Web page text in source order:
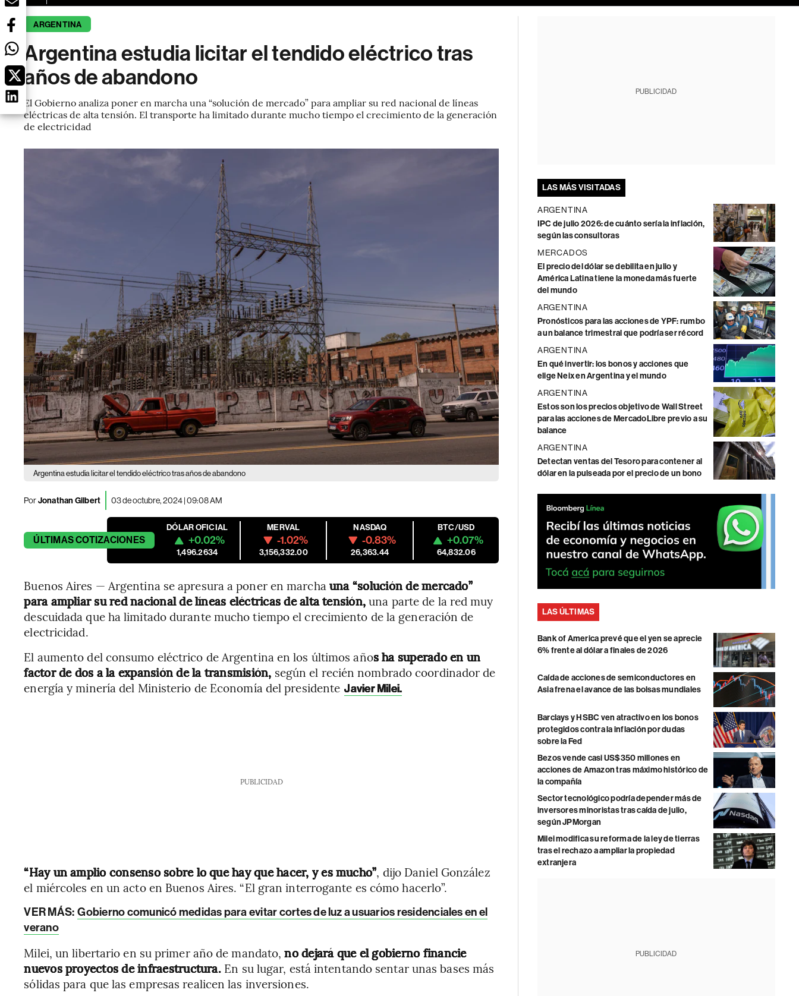
ARGENTINA
Argentina estudia licitar el tendido eléctrico tras
años de abandono
El Gobierno analiza poner en marcha una “solución de mercado” para ampliar su red nacional de líneas
eléctricas de alta tensión. El transporte ha limitado durante mucho tiempo el crecimiento de la generación
de electricidad
Argentina estudia licitar el tendido eléctrico tras años de abandono
PorJonathan Gilbert 03 de octubre, 2024 | 09:08 AM
ÚLTIMASCOTIZACIONES
DÓLAR OFICIAL
+0.02%
1,496.2634
MERVAL
-1.02%
3,156,332.00
NASDAQ
-0.83%
26,363.44
BTC/USD
+0.07%
64,832.06
Buenos Aires — Argentina se apresura a poner en marcha una “solución de mercado”
para ampliar su red nacional de líneas eléctricas de alta tensión,una parte de la red muy
descuidada que ha limitado durante mucho tiempo el crecimiento de la generación de
electricidad.
El aumento del consumo eléctrico de Argentina en los últimos años ha superado en un
factor de dos a la expansión de la transmisión, según el recién nombrado coordinador de
energía y minería del Ministerio de Economía del presidente Javier Milei.
PUBLICIDAD
“Hay un amplio consenso sobre lo que hay que hacer, y es mucho”, dijo Daniel González
el miércoles en un acto en Buenos Aires. “El gran interrogante es cómo hacerlo”.
VER MÁS: Gobierno comunicó medidas para evitar cortes de luz a usuarios residenciales en el
verano
Milei, un libertario en su primer año de mandato,no dejará que el gobierno financie
nuevos proyectos de infraestructura. En su lugar, está intentando sentar unas bases más
sólidas para que las empresas realicen las inversiones.
PUBLICIDAD
LAS MÁS VISITADAS
ARGENTINA
IPC de julio 2026: de cuánto sería la inflación,
según las consultoras
MERCADOS
El precio del dólar se debilita en julio y
América Latina tiene la moneda más fuerte
del mundo
ARGENTINA
Pronósticos para las acciones de YPF: rumbo
a un balance trimestral que podría ser récord
ARGENTINA
En qué invertir: los bonos y acciones que
elige Neix en Argentina y el mundo
ARGENTINA
Estos son los precios objetivo de Wall Street
para las acciones de MercadoLibre previo a su
balance
ARGENTINA
Detectan ventas del Tesoro para contener al
dólar en la pulseada por el precio de un bono
LAS ÚLTIMAS
Bank of America prevé que el yen se aprecie
6% frente al dólar a finales de 2026
Caída de acciones de semiconductores en
Asia frena el avance de las bolsas mundiales
Barclays y HSBC ven atractivo en los bonos
protegidos contra la inflación por dudas
sobre la Fed
Bezos vende casi US$350 millones en
acciones de Amazon tras máximo histórico de
la compañía
Sector tecnológico podría depender más de
inversores minoristas tras caída de julio,
según JPMorgan
Milei modifica su reforma de la ley de tierras
tras el rechazo a ampliar la propiedad
extranjera
PUBLICIDAD